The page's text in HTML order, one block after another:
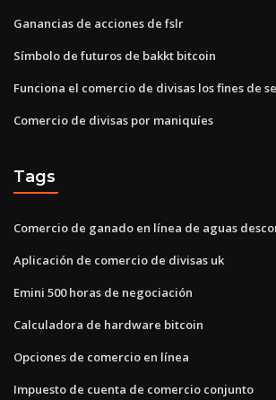
Ganancias de acciones de fslr
Símbolo de futuros de bakkt bitcoin
Funciona el comercio de divisas los fines de
Comercio de divisas por maniquíes
Tags
Comercio de ganado en línea de aguas
Aplicación de comercio de divisas uk
Emini 500 horas de negociación
Calculadora de hardware bitcoin
Opciones de comercio en línea
Impuesto de cuenta de comercio conjunto